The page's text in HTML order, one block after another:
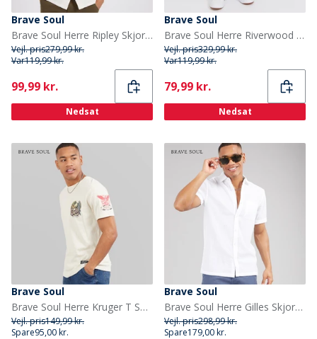
Brave Soul
Brave Soul Herre Ripley Skjorter med korte ærmer Hvid
Vejl. pris279,99 kr.
Var119,99 kr.
Current
99,99 kr.
Nedsat
Brave Soul
Brave Soul Herre Riverwood Cargo shorts Meget Mørk Marineblå
Vejl. pris329,99 kr.
Var119,99 kr.
Current
79,99 kr.
Nedsat
Brave Soul
Brave Soul Herre Kruger T Shirt Plaster/Multi Colour Print
Vejl. pris149,99 kr.
Spare95,00 kr.
Brave Soul
Brave Soul Herre Gilles Skjorter med korte ærmer Hvid
Vejl. pris298,99 kr.
Spare179,00 kr.